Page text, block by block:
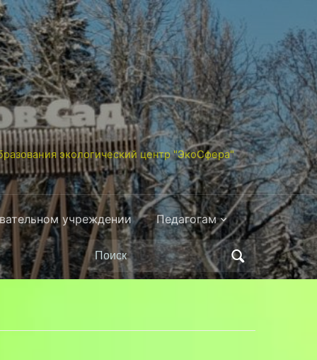
экологический центр "ЭкоСфера"
учреждении Педагогам
Поиск
по: